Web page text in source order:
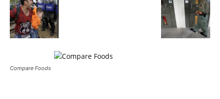
Compare Foods